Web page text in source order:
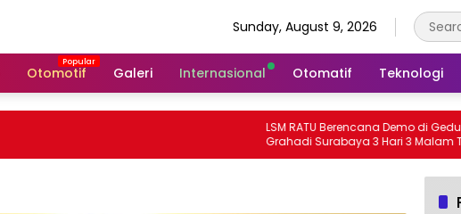
Sunday, August 9, 2026
Otomotif Galeri Internasional Otomatif Teknologi
LSM RATU Berencana Demo di Gedung
Grahadi Surabaya 3 Hari 3 Malam Terkait
Keprihatinan Marakanya Pungli dan